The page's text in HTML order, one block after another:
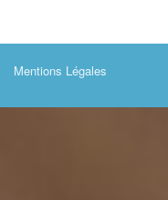
Mentions Légales